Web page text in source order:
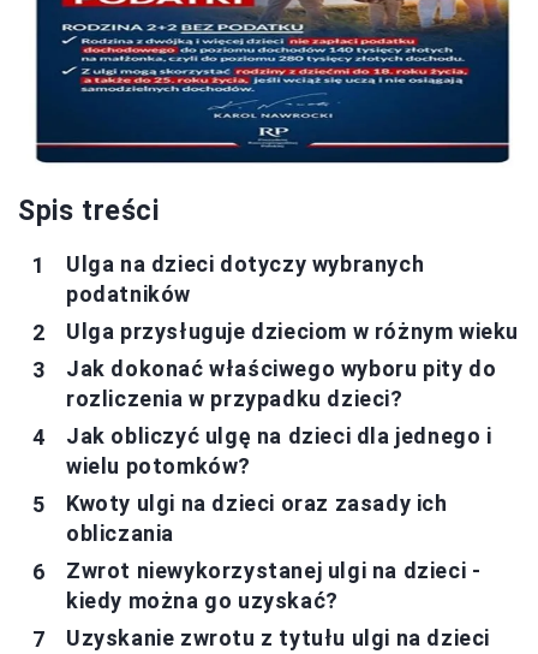
Spis treści
Ulga na dzieci dotyczy wybranych
podatników
Ulga przysługuje dzieciom w różnym wieku
Jak dokonać właściwego wyboru pity do
rozliczenia w przypadku dzieci?
Jak obliczyć ulgę na dzieci dla jednego i
wielu potomków?
Kwoty ulgi na dzieci oraz zasady ich
obliczania
Zwrot niewykorzystanej ulgi na dzieci -
kiedy można go uzyskać?
Uzyskanie zwrotu z tytułu ulgi na dzieci